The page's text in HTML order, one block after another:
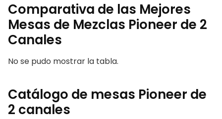
Comparativa de las Mejores
Mesas de Mezclas Pioneer de 2
Canales
No se pudo mostrar la tabla.
Catálogo de mesas Pioneer de
2 canales